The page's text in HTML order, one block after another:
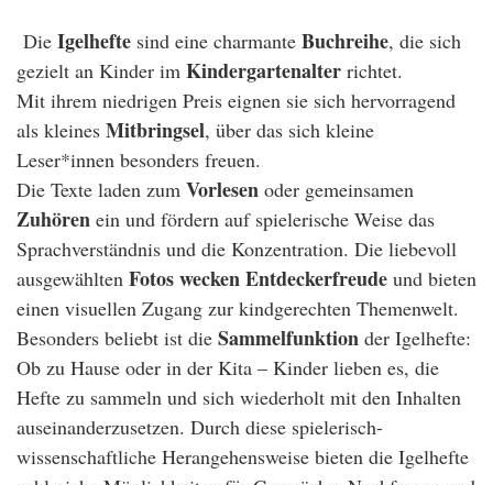
Die Igelhefte sind eine charmante Buchreihe, die sich
gezielt an Kinder im Kindergartenalter richtet.
Mit ihrem niedrigen Preis eignen sie sich hervorragend
als kleines Mitbringsel, über das sich kleine
Leser*innen besonders freuen.
Die Texte laden zum Vorlesen oder gemeinsamen
Zuhören ein und fördern auf spielerische Weise das
Sprachverständnis und die Konzentration. Die liebevoll
ausgewählten Fotos wecken Entdeckerfreude und bieten
einen visuellen Zugang zur kindgerechten Themenwelt.
Besonders beliebt ist die Sammelfunktion der Igelhefte:
Ob zu Hause oder in der Kita – Kinder lieben es, die
Hefte zu sammeln und sich wiederholt mit den Inhalten
auseinanderzusetzen. Durch diese spielerisch-
wissenschaftliche Herangehensweise bieten die Igelhefte